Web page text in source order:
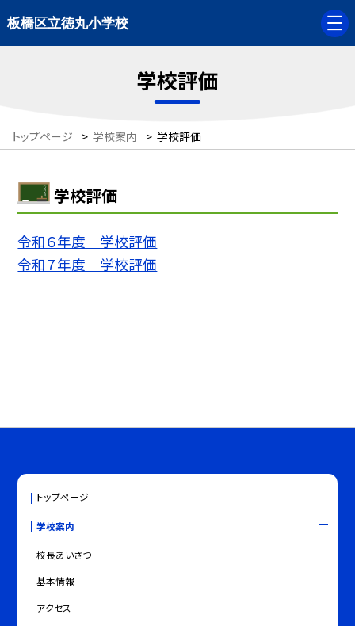
板橋区立徳丸小学校
学校評価
トップページ > 学校案内 > 学校評価
学校評価
令和６年度 学校評価
令和７年度 学校評価
トップページ
学校案内
校長あいさつ
基本情報
アクセス